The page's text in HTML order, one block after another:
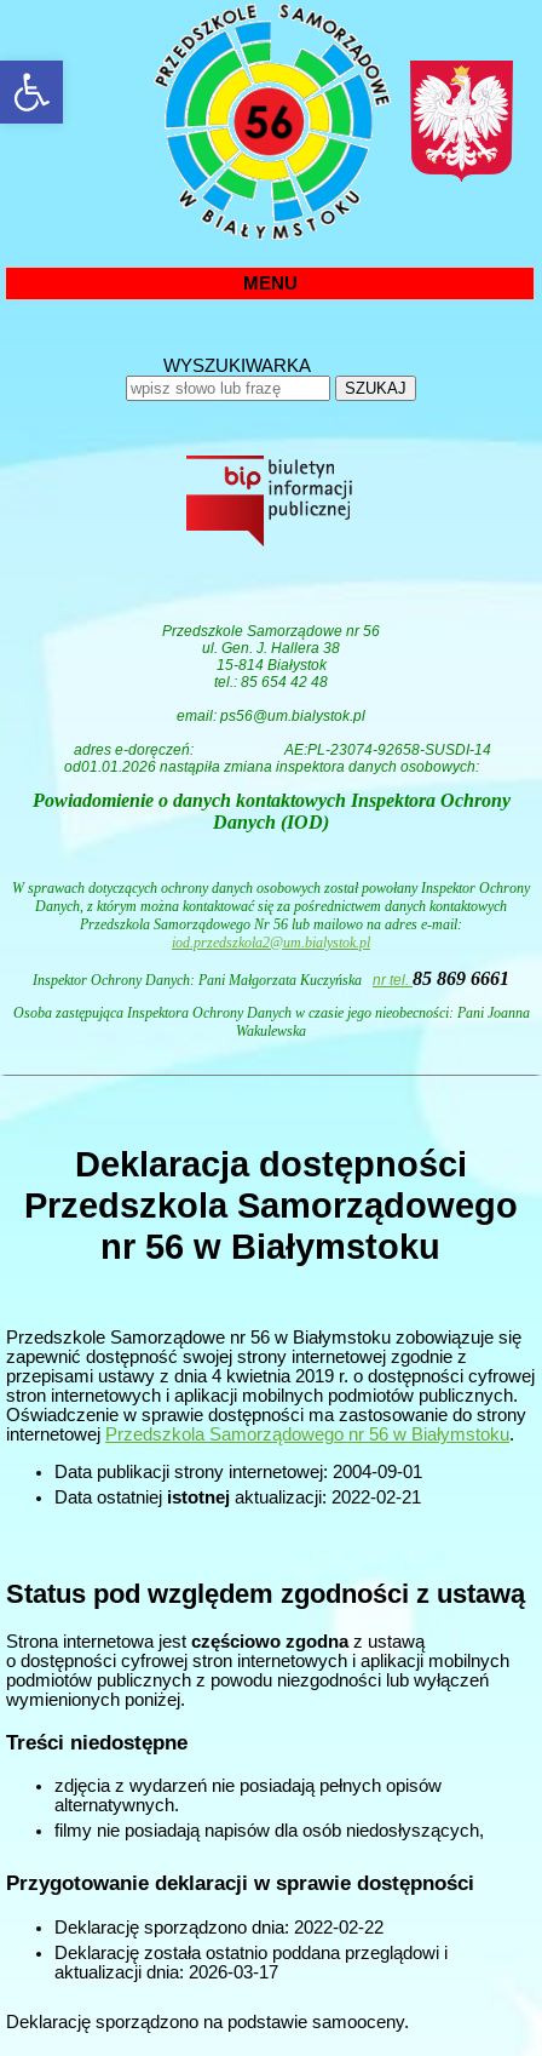
rozwiń/zwiń panel
MENU
WYSZUKIWARKA
SZUKAJ
Przedszkole Samorządowe nr 56
ul. Gen. J. Hallera 38
15-814 Białystok
tel.: 85 654 42 48
email: ps56@um.bialystok.pl
adres e-doręczeń:AE:PL-23074-92658-SUSDI-14
od01.01.2026 nastąpiła zmiana inspektora danych osobowych:
Powiadomienie o danych kontaktowych Inspektora Ochrony
Danych (IOD)
W sprawach dotyczących ochrony danych osobowych został powołany Inspektor Ochrony
Danych, z którym można kontaktować się za pośrednictwem danych kontaktowych
Przedszkola Samorządowego Nr 56 lub mailowo na adres e-mail:
iod.przedszkola2@um.bialystok.pl
Inspektor Ochrony Danych: Pani Małgorzata Kuczyńska nr tel. 85 869 6661
Osoba zastępująca Inspektora Ochrony Danych w czasie jego nieobecności: Pani Joanna
Wakulewska
Deklaracja dostępności
Przedszkola Samorządowego
nr 56 w Białymstoku
Przedszkole Samorządowe nr 56 w Białymstoku zobowiązuje się
zapewnić dostępność swojej strony internetowej zgodnie z
przepisami ustawy z dnia 4 kwietnia 2019 r. o dostępności cyfrowej
stron internetowych i aplikacji mobilnych podmiotów publicznych.
Oświadczenie w sprawie dostępności ma zastosowanie do strony
internetowej Przedszkola Samorządowego nr 56 w Białymstoku.
Data publikacji strony internetowej: 2004-09-01
Data ostatniej istotnej aktualizacji: 2022-02-21
Status pod względem zgodności z ustawą
Strona internetowa jest częściowo zgodnaz ustawą
o dostępności cyfrowej stron internetowych i aplikacji mobilnych
podmiotów publicznych z powodu niezgodności lub wyłączeń
wymienionych poniżej.
Treści niedostępne
zdjęcia z wydarzeń nie posiadają pełnych opisów
alternatywnych.
filmy nie posiadają napisów dla osób niedosłyszących,
Przygotowanie deklaracji w sprawie dostępności
Deklarację sporządzono dnia: 2022-02-22
Deklarację została ostatnio poddana przeglądowi i
aktualizacji dnia: 2026-03-17
Deklarację sporządzono na podstawie samooceny.